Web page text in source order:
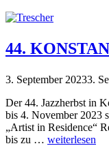
44.
3. September 20233.
Der 44. Jazzherbst in
bis 4. November 2023
„Artist in Residence“
bis zu … weiterlesen